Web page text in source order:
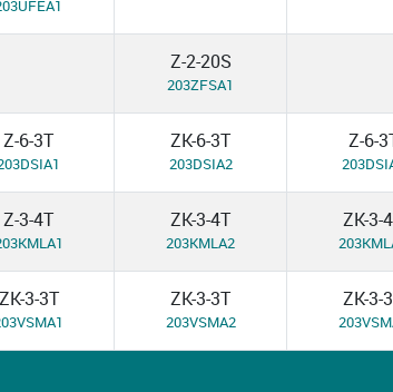
Z-2-20S
203ZFSA1
Z-6-3T ZK-6-3T
203DSIA2
Z-6-
Z-3-4T ZK-3-4T
203KMLA2
ZK-3-
ZK-3-3T ZK-3-3T
203VSMA2
ZK-3-